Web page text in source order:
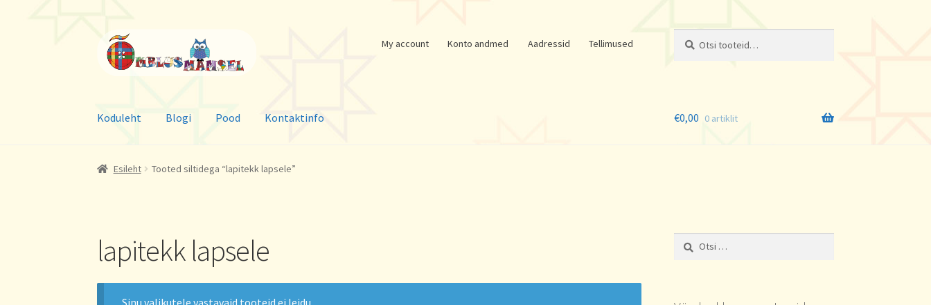
Liigu
navigeerimisele
Liigu
sisu
juurde
My account Konto andmed Aadressid Tellimused
Koduleht Blogi Pood Kontaktinfo €0,00 0 artiklit
Esileht Tooted siltidega “lapitekk lapsele”
lapitekk lapsele Otsi: